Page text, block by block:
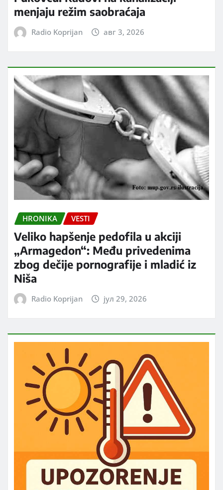
menjaju režim saobraćaja
Radio Koprijan авг 3, 2026
HRONIKA VESTI
Veliko hapšenje pedofila u akciji
„Armagedon“: Među privedenima
zbog dečije pornografije i mladić iz
Niša
Radio Koprijan јул 29, 2026